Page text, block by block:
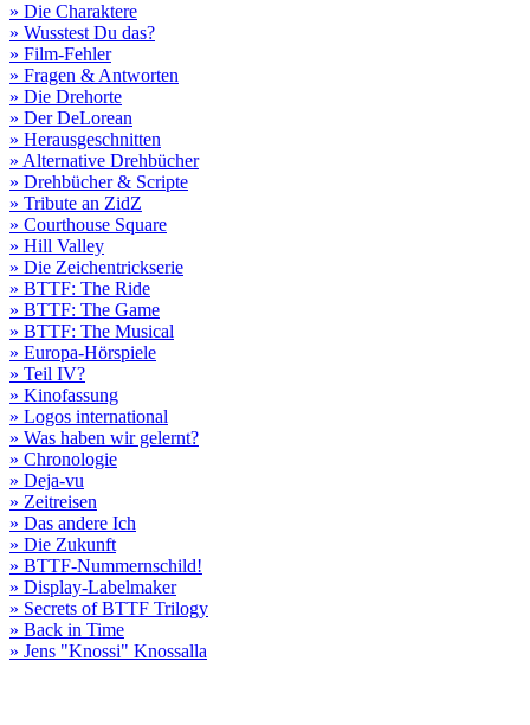
» Die Charaktere
» Wusstest Du das?
» Film-Fehler
» Fragen & Antworten
» Die Drehorte
» Der DeLorean
» Herausgeschnitten
» Alternative Drehbücher
» Drehbücher & Scripte
» Tribute an ZidZ
» Courthouse Square
» Hill Valley
» Die Zeichentrickserie
» BTTF: The Ride
» BTTF: The Game
» BTTF: The Musical
» Europa-Hörspiele
» Teil IV?
» Kinofassung
» Logos international
» Was haben wir gelernt?
» Chronologie
» Deja-vu
» Zeitreisen
» Das andere Ich
» Die Zukunft
» BTTF-Nummernschild!
» Display-Labelmaker
» Secrets of BTTF Trilogy
» Back in Time
» Jens "Knossi" Knossalla